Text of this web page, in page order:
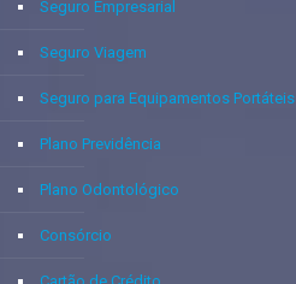
Seguro Empresarial
Seguro Viagem
Seguro para Equipamentos Portáteis
Plano Previdência
Plano Odontológico
Consórcio